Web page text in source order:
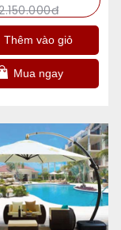
Thêm vào giỏ
Mua ngay